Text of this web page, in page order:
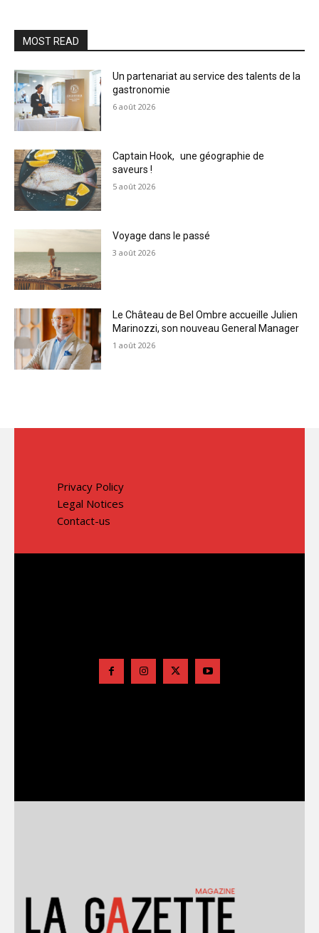
MOST READ
Un partenariat au service des talents de la
gastronomie
6 août 2026
Captain Hook, une géographie de
saveurs !
5 août 2026
Voyage dans le passé
3 août 2026
Le Château de Bel Ombre accueille Julien
Marinozzi, son nouveau General Manager
1 août 2026
Privacy Policy
Legal Notices
Contact-us